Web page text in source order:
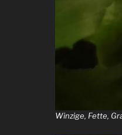
Winzige, Fette,